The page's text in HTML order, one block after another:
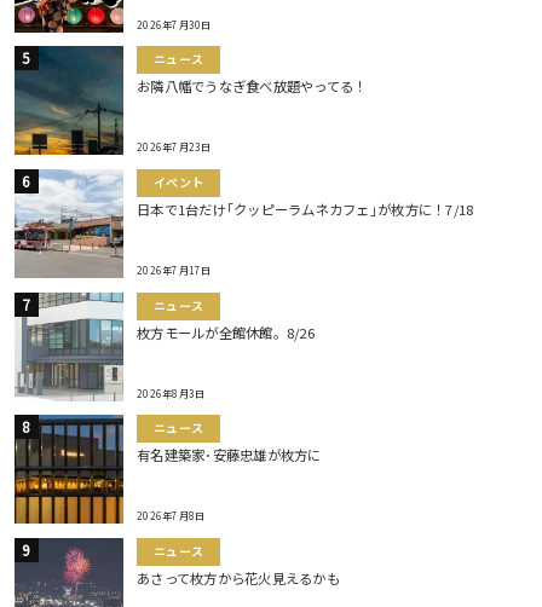
2026年7月30日
ニュース
お隣八幡でうなぎ食べ放題やってる！
2026年7月23日
イベント
日本で1台だけ｢クッピーラムネカフェ｣が枚方に！7/18
2026年7月17日
ニュース
枚方モールが全館休館。8/26
2026年8月3日
ニュース
有名建築家･安藤忠雄が枚方に
2026年7月8日
ニュース
あさって枚方から花火見えるかも